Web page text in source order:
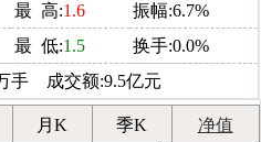
最 高:1.6
振幅:6.7%
最 低:1.5
换手:0.0%
手 成交额:9.5亿元
月K 季K 净值